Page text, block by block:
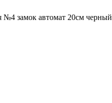
замок автомат 20см черный